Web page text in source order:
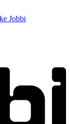
Jobbi